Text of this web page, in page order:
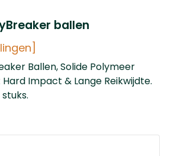
ballen
Ballen, Solide Polymeer
Impact & Lange Reikwijdte.